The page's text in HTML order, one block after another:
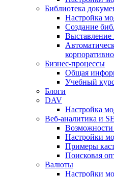
Библиотека
Настройка
Создание
Выставление
Бизнес-процессы
Общая
Учебный
Блоги
DAV
Настройка
Веб-аналитика и
Возможности
Настройки
Примеры
Поисковая
Валюты
Настройки